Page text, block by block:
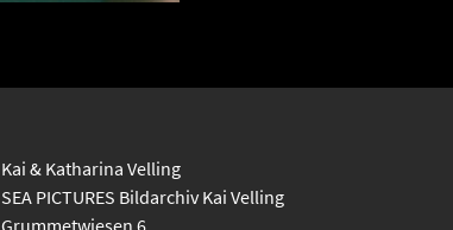
Kai & Katharina Velling
SEA PICTURES Bildarchiv Kai Velling
Grummetwiesen 6